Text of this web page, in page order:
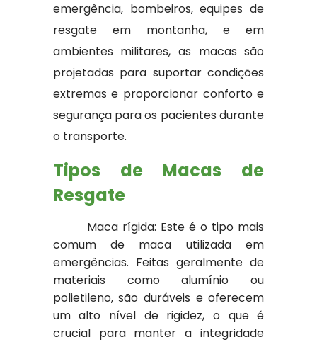
emergência, bombeiros, equipes de
resgate em montanha, e em
ambientes militares, as macas são
projetadas para suportar condições
extremas e proporcionar conforto e
segurança para os pacientes durante
o transporte.
Tipos de Macas de
Resgate
Maca rígida: Este é o tipo mais
comum de maca utilizada em
emergências. Feitas geralmente de
materiais como alumínio ou
polietileno, são duráveis e oferecem
um alto nível de rigidez, o que é
crucial para manter a integridade